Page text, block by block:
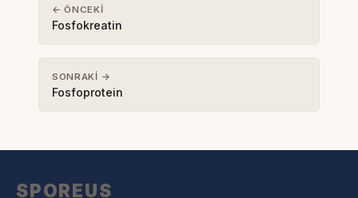
← ÖNCEKI
Fosfokreatin
SONRAKI →
Fosfoprotein
SPOREUS